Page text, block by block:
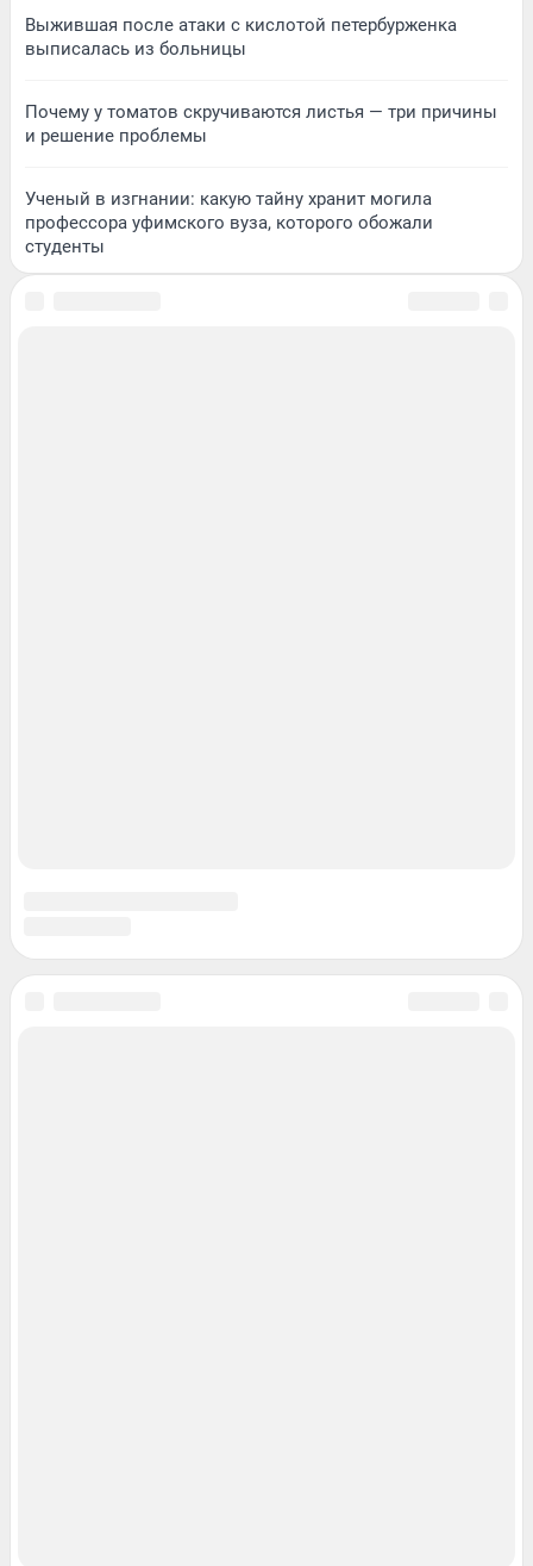
Выжившая после атаки с кислотой петербурженка
выписалась из больницы
Почему у томатов скручиваются листья — три причины
и решение проблемы
Ученый в изгнании: какую тайну хранит могила
профессора уфимского вуза, которого обожали
студенты